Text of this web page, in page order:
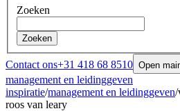
Zoeken
Zoeken
Contact ons+31 418 68 8510 Open
management en leidinggeven
inspiratie/management en leidinggeven/
roos van leary